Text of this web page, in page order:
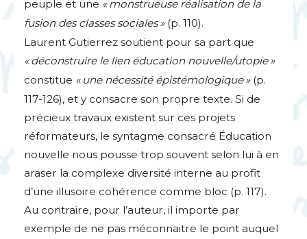
peuple et une « monstrueuse réalisation de la
fusion des classes sociales »(p. 110).
Laurent Gutierrez soutient pour sa part que
« déconstruire le lien éducation nouvelle/utopie »
constitue « une nécessité épistémologique »(p.
117-126), et y consacre son propre texte. Si de
précieux travaux existent sur ces projets
réformateurs, le syntagme consacré Éducation
nouvelle nous pousse trop souvent selon lui à en
araser la complexe diversité interne au profit
d’une illusoire cohérence comme bloc (p. 117).
Au contraire, pour l’auteur, il importe par
exemple de ne pas méconnaitre le point auquel